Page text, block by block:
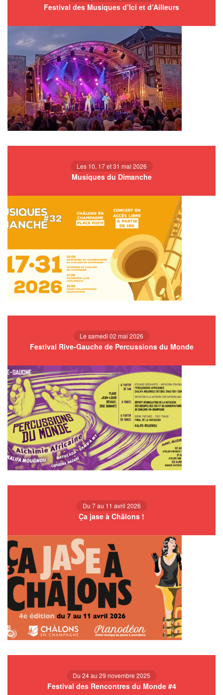
Festival des Musiques d’Ici et d’Ailleurs
Les 10, 17 et 31 mai 2026
Musiques du Dimanche
Le samedi 02 mai 2026
Festival Rive-Gauche de Percussions du Monde
Du 7 au 11 avril 2026
Ça jase à Châlons !
Du 24 au 29 novembre 2025
Festival des Rencontres du Monde #4